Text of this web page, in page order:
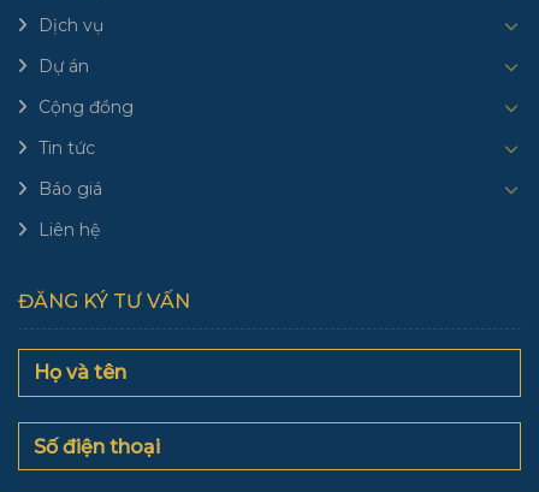
Dịch vụ
Dự án
Cộng đồng
Tin tức
Báo giá
Liên hệ
ĐĂNG KÝ TƯ VẤN